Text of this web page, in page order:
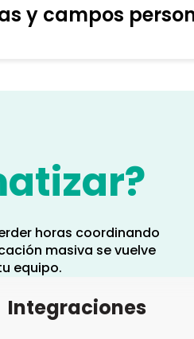
y campos
horas coordinando
masiva se vuelve
equipo.
Integraciones